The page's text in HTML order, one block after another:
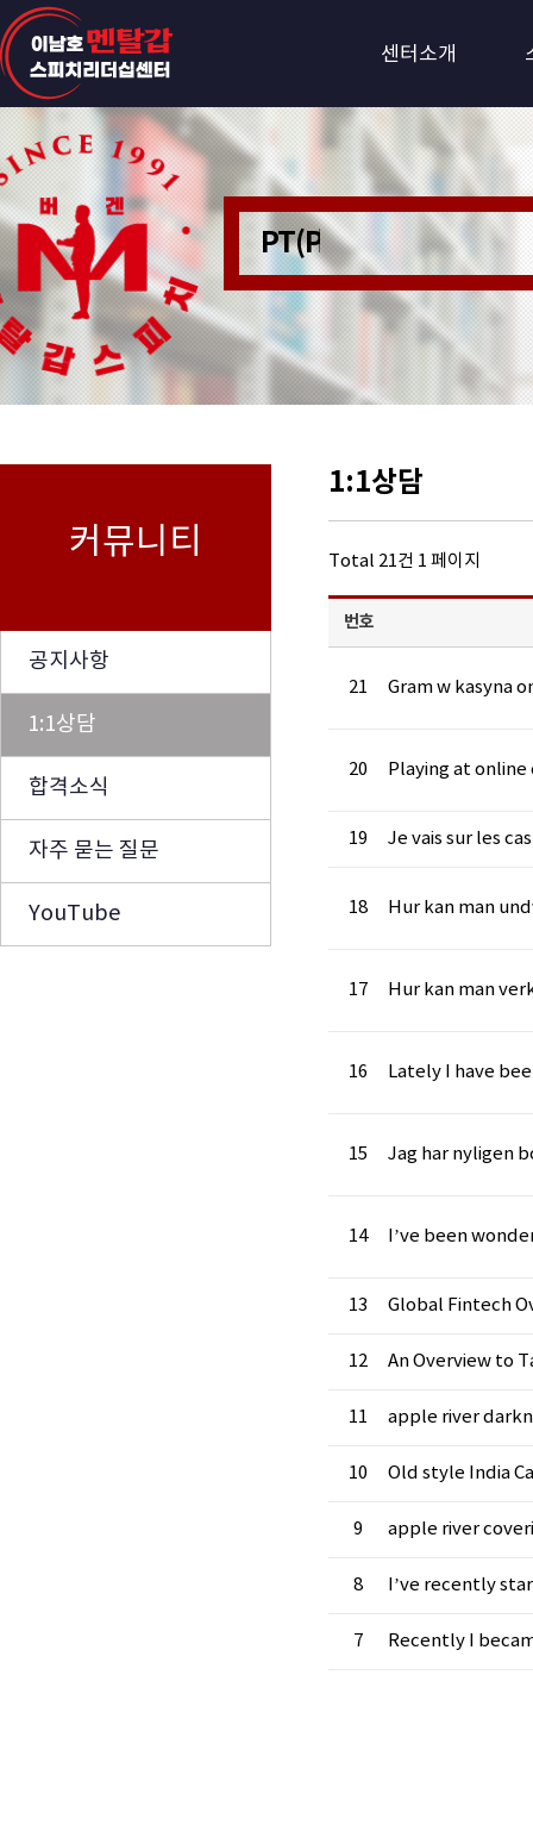
센터소개
PT(Personer
커뮤니티
공지사항
1:1상담
합격소식
자주 묻는 질문
YouTube
1:1상담
Total 21건 1 페이지
번호
21 Gram w kasyna
20 Playing at online
19 Je vais sur les
18 Hur kan man
17 Hur kan man
16 Lately I have
15 Jag har nyligen
14 I’ve been
13 Global Fintech
12 An Overview to
11 apple river
10 Old style India
9 apple river
8 I’ve recently
7 Recently I